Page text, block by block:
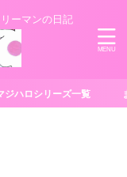
ーマンの日記
ジハロシリーズ一覧